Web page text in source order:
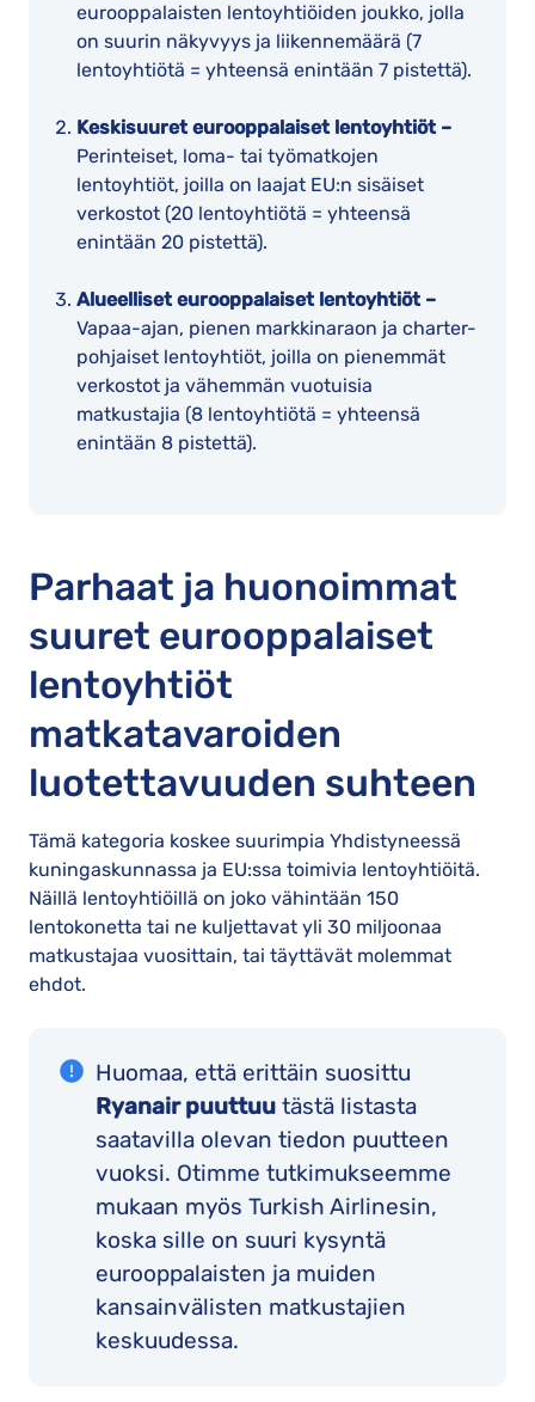
eurooppalaisten lentoyhtiöiden joukko, jolla
on suurin näkyvyys ja liikennemäärä (7
lentoyhtiötä = yhteensä enintään 7 pistettä).
Keskisuuret eurooppalaiset lentoyhtiöt –
Perinteiset, loma- tai työmatkojen
lentoyhtiöt, joilla on laajat EU:n sisäiset
verkostot (20 lentoyhtiötä = yhteensä
enintään 20 pistettä).
Alueelliset eurooppalaiset lentoyhtiöt –
Vapaa-ajan, pienen markkinaraon ja charter-
pohjaiset lentoyhtiöt, joilla on pienemmät
verkostot ja vähemmän vuotuisia
matkustajia (8 lentoyhtiötä = yhteensä
enintään 8 pistettä).
Parhaat ja huonoimmat
suuret eurooppalaiset
lentoyhtiöt
matkatavaroiden
luotettavuuden suhteen
Tämä kategoria koskee suurimpia Yhdistyneessä
kuningaskunnassa ja EU:ssa toimivia lentoyhtiöitä.
Näillä lentoyhtiöillä on joko vähintään 150
lentokonetta tai ne kuljettavat yli 30 miljoonaa
matkustajaa vuosittain, tai täyttävät molemmat
ehdot.
Huomaa, että erittäin suosittu
Ryanair puuttuu tästä listasta
saatavilla olevan tiedon puutteen
vuoksi. Otimme tutkimukseemme
mukaan myös Turkish Airlinesin,
koska sille on suuri kysyntä
eurooppalaisten ja muiden
kansainvälisten matkustajien
keskuudessa.